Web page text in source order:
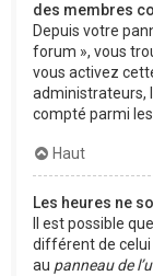
des membres
Depuis votre
forum », vous
vous activez
administrateurs,
compté parmi
Haut
Les heures ne
Il est possible
différent de celui
au panneau de